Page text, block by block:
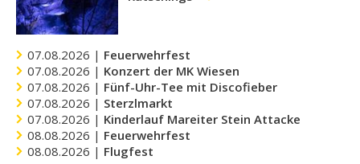
07.08.2026 | Feuerwehrfest
07.08.2026 | Konzert der MK Wiesen
07.08.2026 | Fünf-Uhr-Tee mit Discofieber
07.08.2026 | Sterzlmarkt
07.08.2026 | Kinderlauf Mareiter Stein Attacke
08.08.2026 | Feuerwehrfest
08.08.2026 | Flugfest